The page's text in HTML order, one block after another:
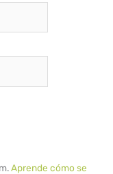
Aprende cómo se